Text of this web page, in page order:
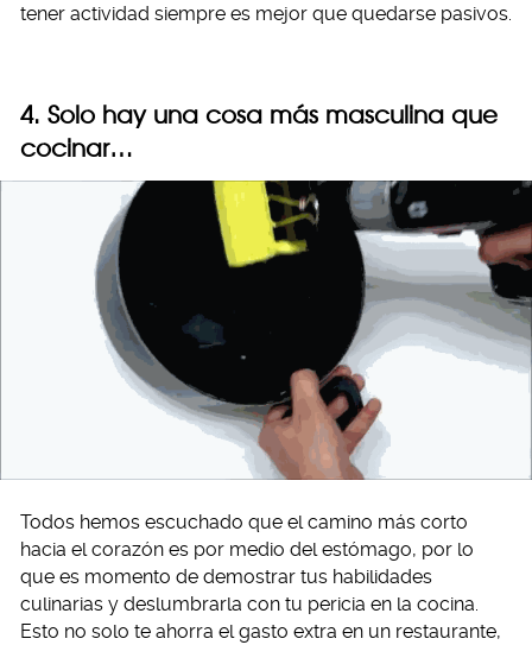
tener actividad siempre es mejor que quedarse pasivos.
4. Solo hay una cosa más masculina que
cocinar…
Todos hemos escuchado que el camino más corto
hacia el corazón es por medio del estómago, por lo
que es momento de demostrar tus habilidades
culinarias y deslumbrarla con tu pericia en la cocina.
Esto no solo te ahorra el gasto extra en un restaurante,